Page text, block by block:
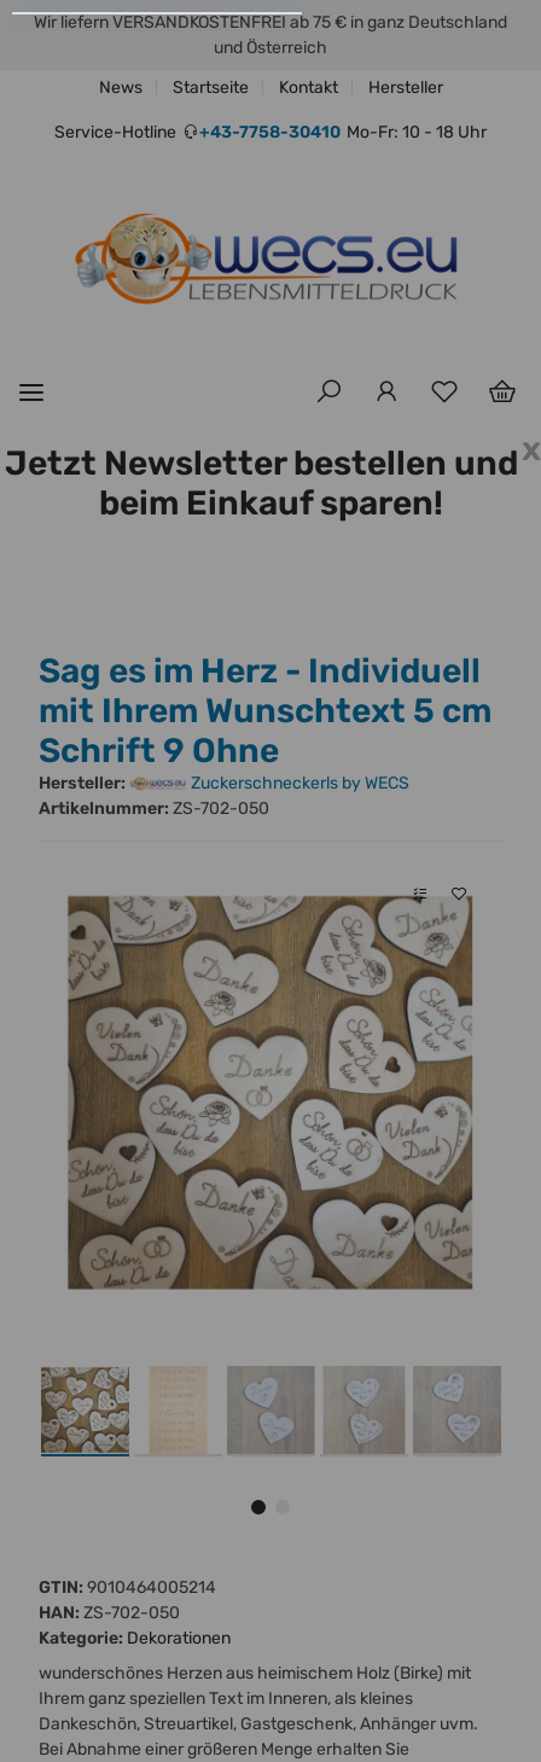
Wir liefern VERSANDKOSTENFREI ab 75 € in ganz Deutschland
und Österreich
News
Startseite Kontakt Hersteller
Service-Hotline +43-7758-30410 Mo-Fr: 10 - 18 Uhr
x
Jetzt Newsletter bestellen und
beim Einkauf sparen!
Sag es im Herz - Individuell
mit Ihrem Wunschtext 5 cm
Schrift 9 Ohne
Hersteller:
Zuckerschneckerls by WECS
Artikelnummer: ZS-702-050
GTIN: 9010464005214
HAN: ZS-702-050
Kategorie: Dekorationen
wunderschönes Herzen aus heimischem Holz (Birke) mit
Ihrem ganz speziellen Text im Inneren, als kleines
Dankeschön, Streuartikel, Gastgeschenk, Anhänger uvm.
Bei Abnahme einer größeren Menge erhalten Sie